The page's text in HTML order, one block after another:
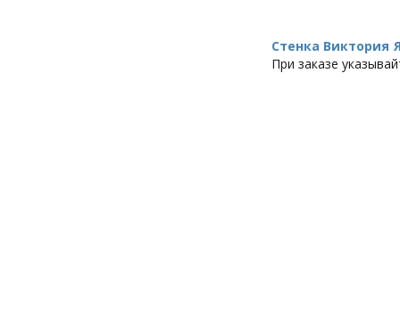
Стенка
При заказе